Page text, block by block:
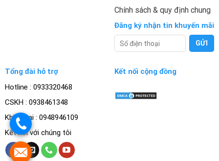
Chính sách & quy định chung
Đăng ký nhận tin khuyến mãi
Tổng đài hỗ trợ
Hotline : 0933320468
CSKH : 0938461348
Khiếu nại : 0948946109
Kết nối với chúng tôi
Kết nối cộng đồng
.
.